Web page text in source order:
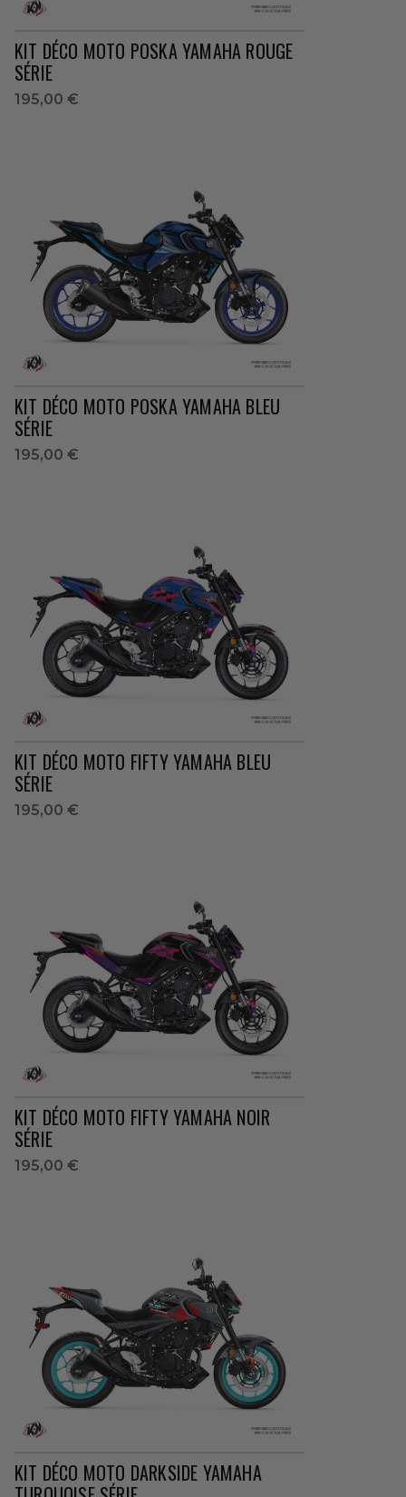
KIT DÉCO MOTO POSKA YAMAHA ROUGE
SÉRIE
195,00 €
KIT DÉCO MOTO POSKA YAMAHA BLEU
SÉRIE
195,00 €
KIT DÉCO MOTO FIFTY YAMAHA BLEU
SÉRIE
195,00 €
KIT DÉCO MOTO FIFTY YAMAHA NOIR
SÉRIE
195,00 €
KIT DÉCO MOTO DARKSIDE YAMAHA